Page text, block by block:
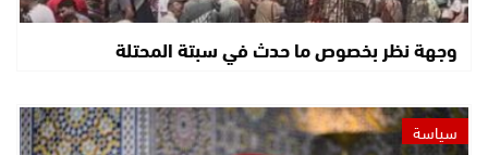
وجهة نظر بخصوص ما حدث في سبتة المحتلة
سياسة